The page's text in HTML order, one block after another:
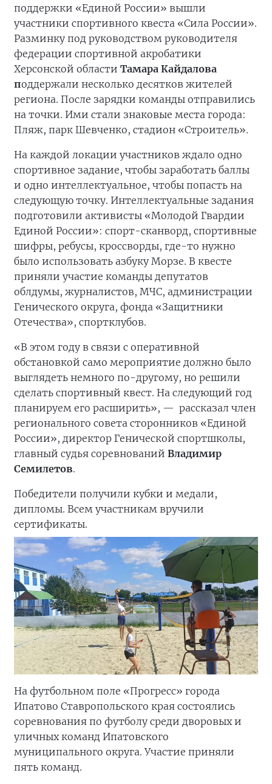
поддержки «Единой России» вышли
участники спортивного квеста «Сила России».
Разминку под руководством руководителя
федерации спортивной акробатики
Херсонской области Тамара Кайдалова
поддержали несколько десятков жителей
региона. После зарядки команды отправились
на точки. Ими стали знаковые места города:
Пляж, парк Шевченко, стадион «Строитель».
На каждой локации участников ждало одно
спортивное задание, чтобы заработать баллы
и одно интеллектуальное, чтобы попасть на
следующую точку. Интеллектуальные задания
подготовили активисты «Молодой Гвардии
Единой России»: спорт-сканворд, спортивные
шифры, ребусы, кроссворды, где-то нужно
было использовать азбуку Морзе. В квесте
приняли участие команды депутатов
облдумы, журналистов, МЧС, администрации
Генического округа, фонда «Защитники
Отечества», спортклубов.
«В этом году в связи с оперативной
обстановкой само мероприятие должно было
выглядеть немного по-другому, но решили
сделать спортивный квест. На следующий год
планируем его расширить», — рассказал член
регионального совета сторонников «Единой
России», директор Генической спортшколы,
главный судья соревнований Владимир
Семилетов.
Победители получили кубки и медали,
дипломы. Всем участникам вручили
сертификаты.
На футбольном поле «Прогресс» города
Ипатово Ставропольского края состоялись
соревнования по футболу среди дворовых и
уличных команд Ипатовского
муниципального округа. Участие приняли
пять команд.